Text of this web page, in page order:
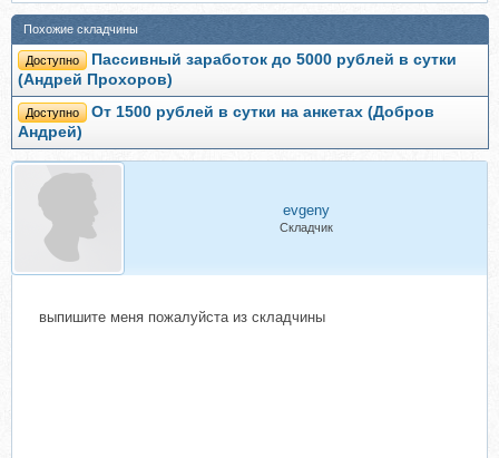
Похожие складчины
Доступно
Пассивный заработок до 5000 рублей в сутки
(Андрей Прохоров)
Доступно
От 1500 рублей в сутки на анкетах (Добров
Андрей)
evgeny
Складчик
выпишите меня пожалуйста из складчины